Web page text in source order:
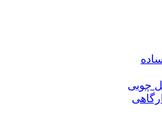
چوبی